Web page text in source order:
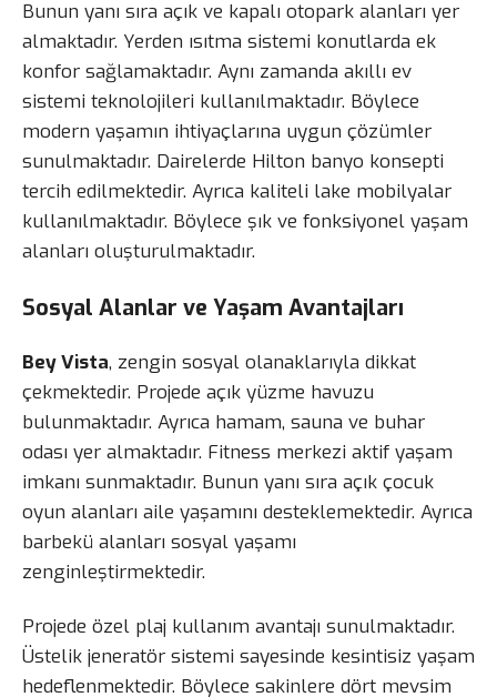
Bunun yanı sıra açık ve kapalı otopark alanları yer
almaktadır. Yerden ısıtma sistemi konutlarda ek
konfor sağlamaktadır. Aynı zamanda akıllı ev
sistemi teknolojileri kullanılmaktadır. Böylece
modern yaşamın ihtiyaçlarına uygun çözümler
sunulmaktadır. Dairelerde Hilton banyo konsepti
tercih edilmektedir. Ayrıca kaliteli lake mobilyalar
kullanılmaktadır. Böylece şık ve fonksiyonel yaşam
alanları oluşturulmaktadır.
Sosyal Alanlar ve Yaşam Avantajları
Bey Vista, zengin sosyal olanaklarıyla dikkat
çekmektedir. Projede açık yüzme havuzu
bulunmaktadır. Ayrıca hamam, sauna ve buhar
odası yer almaktadır. Fitness merkezi aktif yaşam
imkanı sunmaktadır. Bunun yanı sıra açık çocuk
oyun alanları aile yaşamını desteklemektedir. Ayrıca
barbekü alanları sosyal yaşamı
zenginleştirmektedir.
Projede özel plaj kullanım avantajı sunulmaktadır.
Üstelik jeneratör sistemi sayesinde kesintisiz yaşam
hedeflenmektedir. Böylece sakinlere dört mevsim